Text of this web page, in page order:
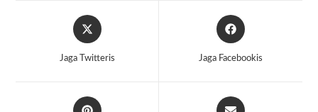
Opens
in
Jaga Twitteris
Opens
in
Jaga Facebookis
Opens
Opens